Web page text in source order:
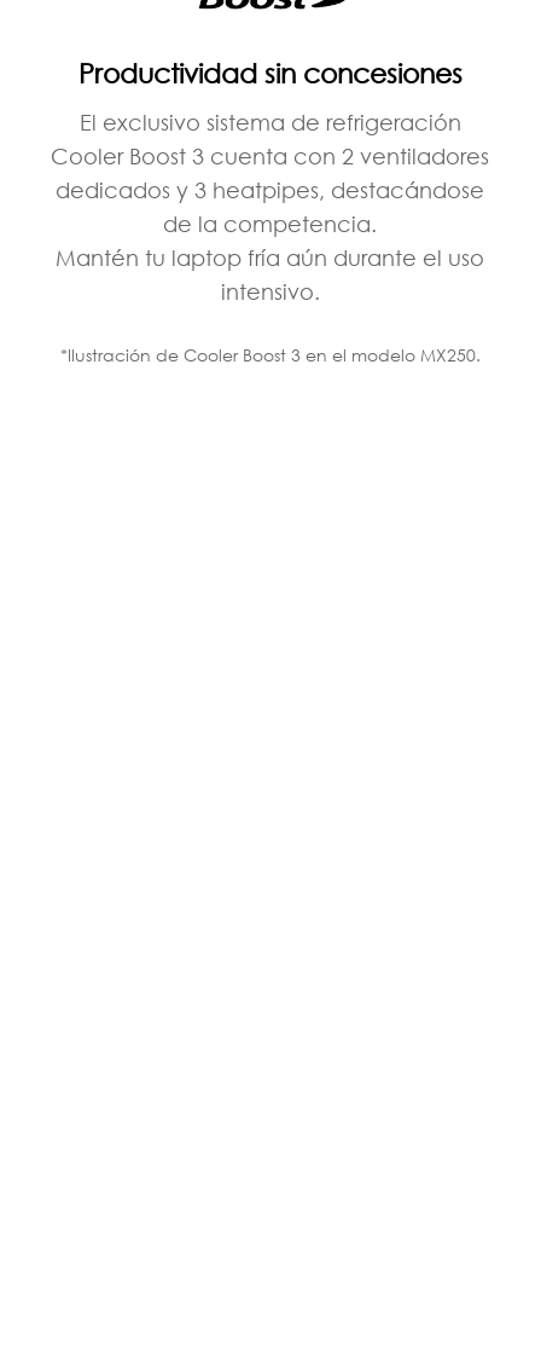
Productividad sin concesiones
El exclusivo sistema de refrigeración
Cooler Boost 3 cuenta con 2 ventiladores
dedicados y 3 heatpipes, destacándose
de la competencia.
Mantén tu laptop fría aún durante el uso
intensivo.
*Ilustración de Cooler Boost 3 en el modelo MX250.